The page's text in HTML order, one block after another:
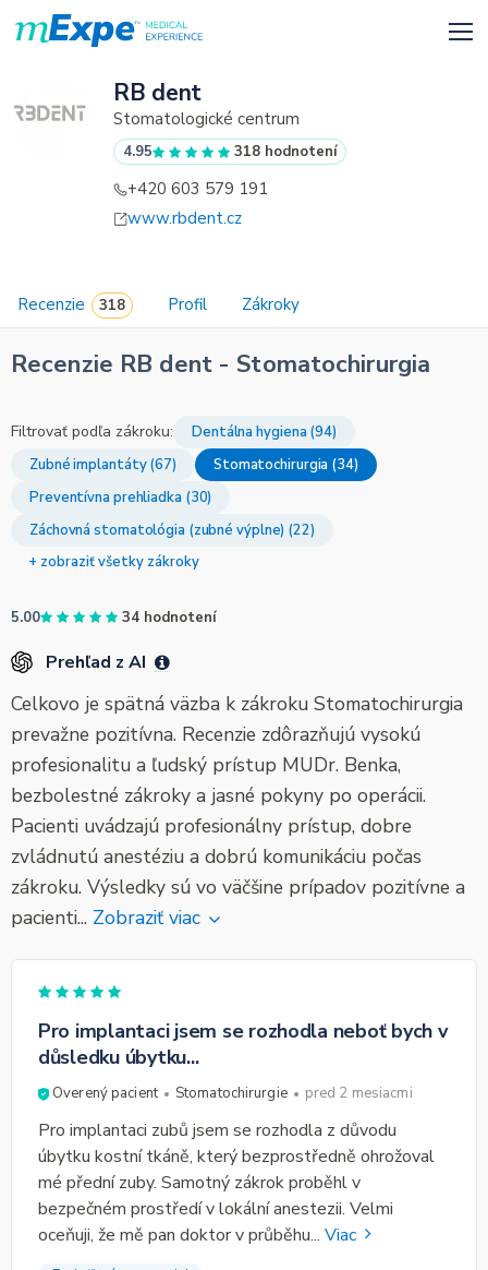
RB dent
Stomatologické centrum
4.95 318 hodnotení
+420 603 579 191
www.rbdent.cz
Recenzie Profil Zákroky
Recenzie RB dent - Stomatochirurgia
Filtrovať podľa zákroku:
Dentálna hygiena (94)
Zubné implantáty (67)
Stomatochirurgia (34)
Preventívna prehliadka (30)
Záchovná stomatológia (zubné výplne) (22)
+ zobraziť všetky zákroky
5.00 34 hodnotení
Prehľad z AI
Celkovo je spätná väzba k zákroku Stomatochirurgia
prevažne pozitívna. Recenzie zdôrazňujú vysokú
profesionalitu a ľudský prístup MUDr. Benka,
bezbolestné zákroky a jasné pokyny po operácii.
Pacienti uvádzajú profesionálny prístup, dobre
zvládnutú anestéziu a dobrú komunikáciu počas
zákroku. Výsledky sú vo väčšine prípadov pozitívne a
pacienti... Zobraziť viac
Pro implantaci jsem se rozhodla neboť bych v
důsledku úbytku...
Overený pacient Stomatochirurgie pred 2 mesiacmi
Pro implantaci zubů jsem se rozhodla z důvodu
úbytku kostní tkáně, který bezprostředně ohrožoval
mé přední zuby. Samotný zákrok proběhl v
bezpečném prostředí v lokální anestezii. Velmi
oceňuji, že mě pan doktor v průběhu... Viac